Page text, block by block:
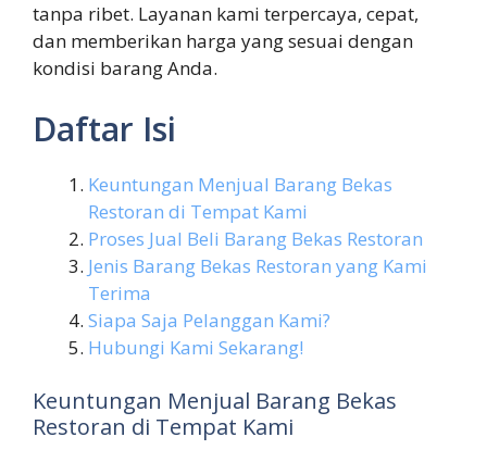
tanpa ribet. Layanan kami terpercaya, cepat,
dan memberikan harga yang sesuai dengan
kondisi barang Anda.
Daftar Isi
Keuntungan Menjual Barang Bekas
Restoran di Tempat Kami
Proses Jual Beli Barang Bekas Restoran
Jenis Barang Bekas Restoran yang Kami
Terima
Siapa Saja Pelanggan Kami?
Hubungi Kami Sekarang!
Keuntungan Menjual Barang Bekas
Restoran di Tempat Kami